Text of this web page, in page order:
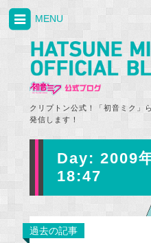
クリプトン公式！「初音ミク」
発信します！
MENU
Day: 2009
18:47
過去の記事